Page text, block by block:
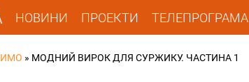
НОВИНИ ПРОЕКТИ ТЕЛЕПРОГРАМА
» МОДНИЙ ВИРОК ДЛЯ СУРЖИКУ. ЧАСТИНА 1